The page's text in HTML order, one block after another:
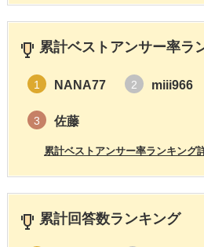
累計ベストアンサー率ラ
1 NANA77 2 miii966
3 佐藤
累計ベストアンサー率ランキング
累計回答数ランキング